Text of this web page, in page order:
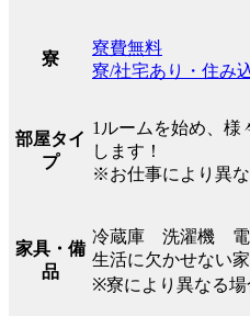
寮
寮費無料
寮/社宅あり・住み
部屋タイ
プ
1ルームを始め、様
します！
※お仕事により異
家具・備
品
冷蔵庫 洗濯機 電
生活に欠かせない
※寮により異なる場